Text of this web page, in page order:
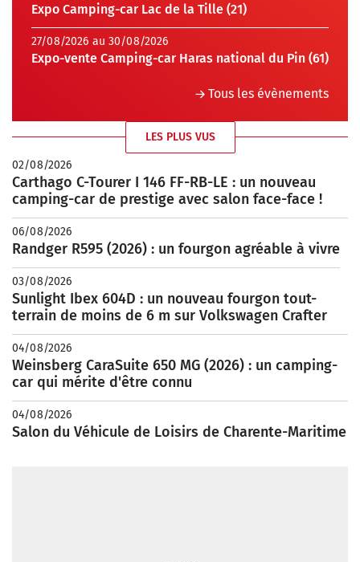
Expo Camping-car Lac de la Tille (21)
27/08/2026 au 30/08/2026
Expo-vente Camping-car Haras national du Pin (61)
Tous les évènements
LES PLUS VUS
02/08/2026
Carthago C-Tourer I 146 FF-RB-LE : un nouveau
camping-car de prestige avec salon face-face !
06/08/2026
Randger R595 (2026) : un fourgon agréable à vivre
03/08/2026
Sunlight Ibex 604D : un nouveau fourgon tout-
terrain de moins de 6 m sur Volkswagen Crafter
04/08/2026
Weinsberg CaraSuite 650 MG (2026) : un camping-
car qui mérite d'être connu
04/08/2026
Salon du Véhicule de Loisirs de Charente-Maritime